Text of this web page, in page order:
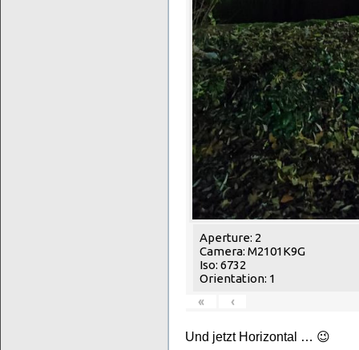
Aperture: 2
Camera: M2101K9G
Iso: 6732
Orientation: 1
«
‹
Und jetzt Horizontal … 😉